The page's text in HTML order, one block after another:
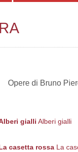
Opere di Bruno
gialli Alberi gialli
La casetta rossa La